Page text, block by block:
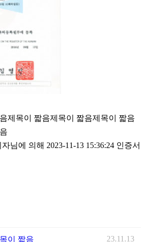
제목이 짧음제목이 짧음제목이 짧음
님에 의해 2023-11-13 15:36:24 인증서
이 짧음 23.11.13